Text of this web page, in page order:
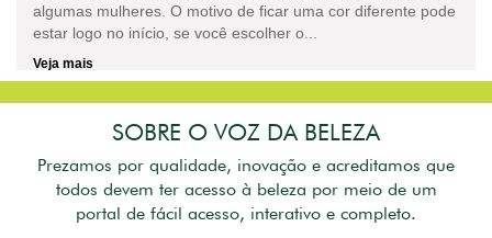
algumas mulheres. O motivo de ficar uma cor diferente pode
estar logo no início, se você escolher o...
Veja mais
SOBRE O VOZ DA BELEZA
Prezamos por qualidade, inovação e acreditamos que
todos devem ter acesso à beleza por meio de um
portal de fácil acesso, interativo e completo.